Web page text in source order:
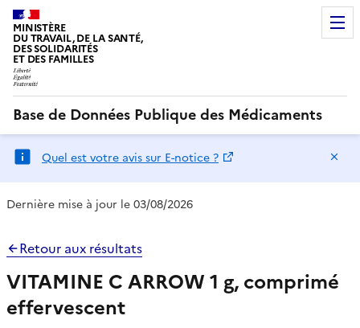
MINISTÈRE
DU TRAVAIL, DE LA SANTÉ,
DES SOLIDARITÉS
ET DES FAMILLES
Base de Données Publique des Médicaments
Quel est votre avis sur E-notice ?
Dernière mise à jour le 03/08/2026
Retour aux résultats
VITAMINE C ARROW 1 g, comprimé
effervescent